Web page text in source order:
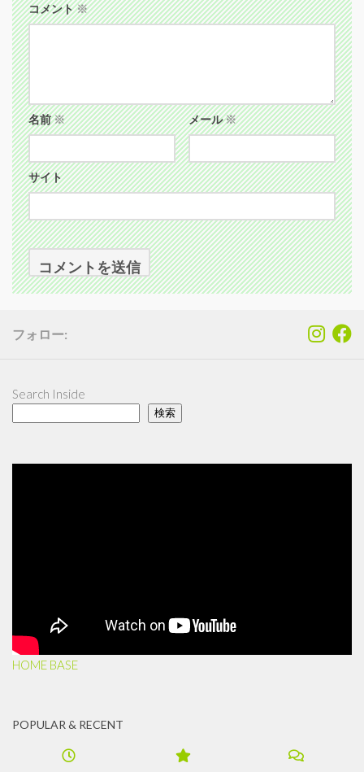
コメント※
名前※ メール※
サイト
フォロー:
Search Inside
検索
HOME BASE
POPULAR & RECENT